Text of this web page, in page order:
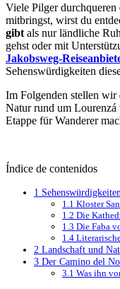
Viele Pilger
mitbringst, wirst du
gibt als nur ländliche
gehst oder mit
Jakobsweg-
Sehenswürdigkeiten
Im Folgenden stellen
Natur rund um Lourenzá
Etappe für Wanderer
Índice de contenidos
1
1.1 Kloster
1.2 Die
1.3 Die Faba
1.4
2 Landschaft und
3 Der Camino del
3.1 Was ihn